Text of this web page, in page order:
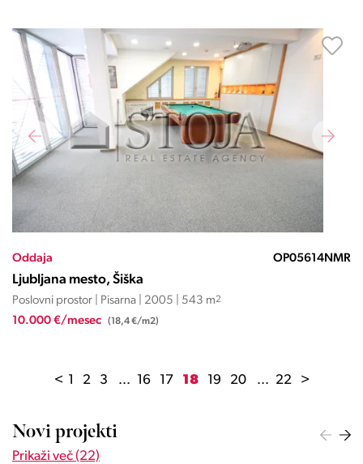
Oddaja OP05614NMR
Ljubljana mesto, Šiška
Poslovni prostor | Pisarna | 2005 | 543 m2
10.000 €/mesec (18,4 €/m2)
< 1 2 3 ... 16 17 18 19 20 ... 22 >
Novi projekti
Prikaži več (22)